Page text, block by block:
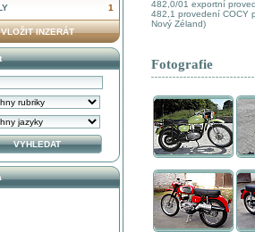
482,0/01 exportní
482,1 provedení COCY
Nový Zéland)
Fotografie
1
VLOŽIT INZERÁT